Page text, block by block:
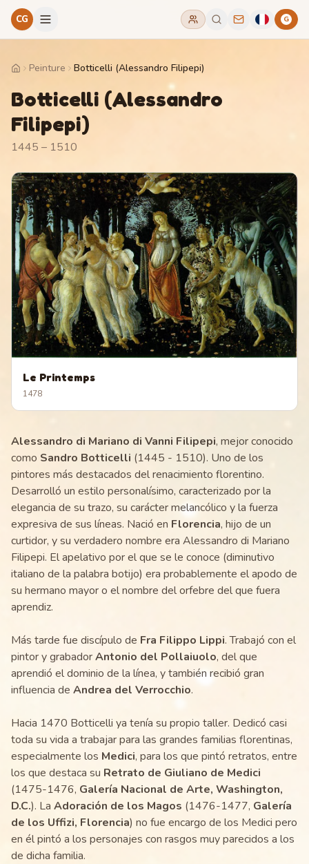
CG G
HomePeinture Botticelli (Alessandro Filipepi)
Botticelli (Alessandro
Filipepi)
1445 – 1510
Le Printemps
1478
Alessandro di Mariano di Vanni Filipepi, mejor conocido
como Sandro Botticelli (1445 - 1510). Uno de los
pintores más destacados del renacimiento florentino.
Desarrolló un estilo personalísimo, caracterizado por la
elegancia de su trazo, su carácter melancólico y la fuerza
expresiva de sus líneas. Nació en Florencia, hijo de un
curtidor, y su verdadero nombre era Alessandro di Mariano
Filipepi. El apelativo por el que se le conoce (diminutivo
italiano de la palabra botijo) era probablemente el apodo de
su hermano mayor o el nombre del orfebre del que fuera
aprendiz.
Más tarde fue discípulo de Fra Filippo Lippi. Trabajó con el
pintor y grabadorAntonio del Pollaiuolo, del que
aprendió el dominio de la línea, y también recibió gran
influencia de Andrea del Verrocchio.
Hacia 1470 Botticelli ya tenía su propio taller. Dedicó casi
toda su vida a trabajar para las grandes familias florentinas,
especialmente los Medici, para los que pintó retratos, entre
los que destaca su Retrato de Giuliano de Medici
(1475-1476, Galería Nacional de Arte, Washington,
D.C.). La Adoración de los Magos (1476-1477, Galería
de los Uffizi, Florencia) no fue encargo de los Medici pero
en él pintó a los personajes con rasgos muy parecidos a los
de dicha familia.